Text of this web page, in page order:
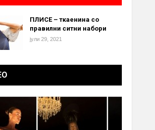
ПЛИСЕ – ткаенина со
правилни ситни набори
јули 29, 2021